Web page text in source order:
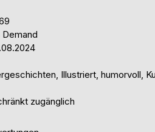
Illustriert, humorvoll,
zugänglich